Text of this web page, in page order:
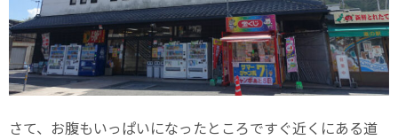
さて、お腹もいっぱいになったところですぐ近くにある道